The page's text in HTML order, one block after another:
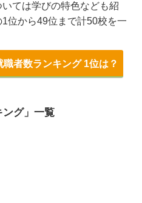
ては学びの特色なども紹
位から49位まで計50校を一
者数ランキング 1位は？
ング」一覧